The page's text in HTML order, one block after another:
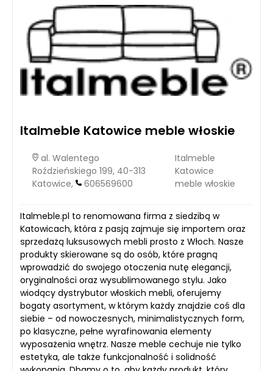
Italmeble Katowice meble włoskie
al. Walentego
Roździeńskiego 199, 40-313
Katowice,
606569600
Italmeble
Katowice
meble włoskie
Italmeble.pl to renomowana firma z siedzibą w
Katowicach, która z pasją zajmuje się importem oraz
sprzedażą luksusowych mebli prosto z Włoch. Nasze
produkty skierowane są do osób, które pragną
wprowadzić do swojego otoczenia nutę elegancji,
oryginalności oraz wysublimowanego stylu. Jako
wiodący dystrybutor włoskich mebli, oferujemy
bogaty asortyment, w którym każdy znajdzie coś dla
siebie – od nowoczesnych, minimalistycznych form,
po klasyczne, pełne wyrafinowania elementy
wyposażenia wnętrz. Nasze meble cechuje nie tylko
estetyka, ale także funkcjonalność i solidność